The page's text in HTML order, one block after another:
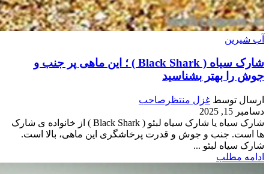
آب شیرین
شارک سیاه ( Black Shark ) ؛ این ماهی پر جنب و
جوش را بهتر بشناسید
ارسال توسط غزل منتظرصاحب
دسامبر 15, 2025
شارک سیاه یا شارک سیاه لبئو ( Black Shark ) از خانواده ی شارک
ها است. جنب و جوش و قدرت پرخاشگری این ماهی، بالا است.
شارک سیاه لبئو ...
ادامه مطلب